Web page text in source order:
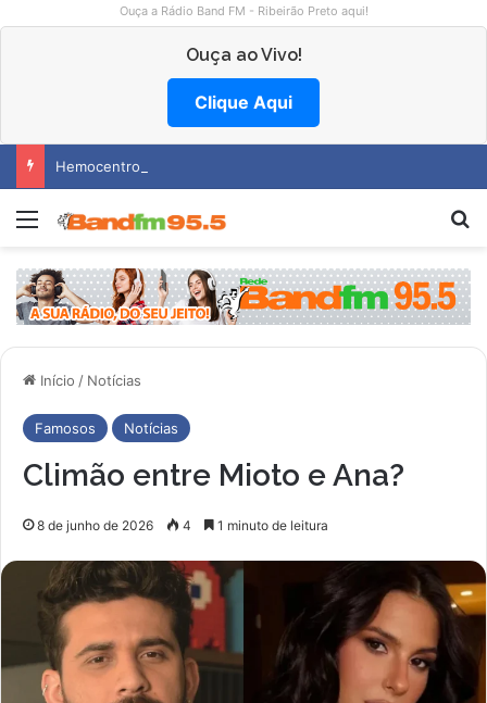
Ouça a Rádio Band FM - Ribeirão Preto aqui!
Ouça ao Vivo!
Clique Aqui
Hemocentro abre vagas na região
Menu
Início / Notícias
Famosos Notícias
Climão entre Mioto e Ana?
8 de junho de 2026 4 1 minuto de leitura